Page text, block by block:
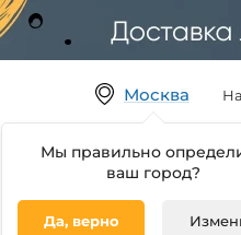
Москва
Мы правильно
ваш город?
Да, верно
Гипермаркет